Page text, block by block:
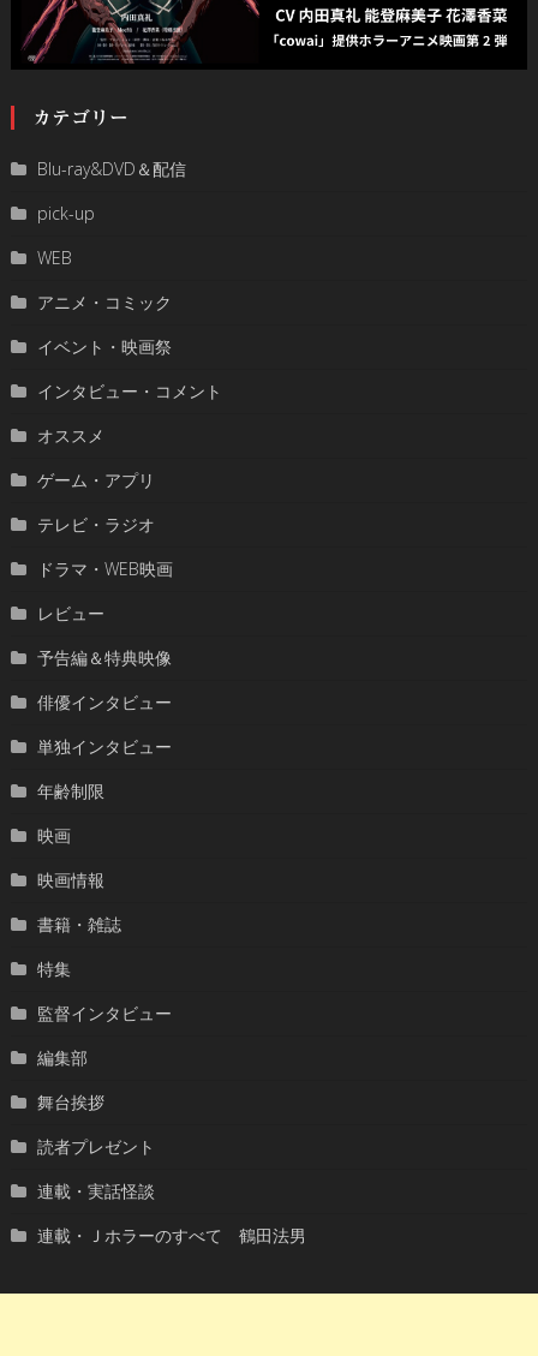
カテゴリー
Blu-ray&DVD＆配信
pick-up
WEB
アニメ・コミック
イベント・映画祭
インタビュー・コメント
オススメ
ゲーム・アプリ
テレビ・ラジオ
ドラマ・WEB映画
レビュー
予告編＆特典映像
俳優インタビュー
単独インタビュー
年齢制限
映画
映画情報
書籍・雑誌
特集
監督インタビュー
編集部
舞台挨拶
読者プレゼント
連載・実話怪談
連載・Ｊホラーのすべて 鶴田法男